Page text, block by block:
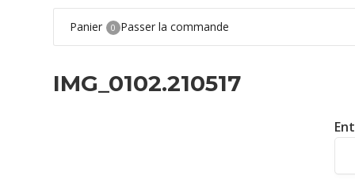
Panier 0 Passer la commande
IMG_0102.210517